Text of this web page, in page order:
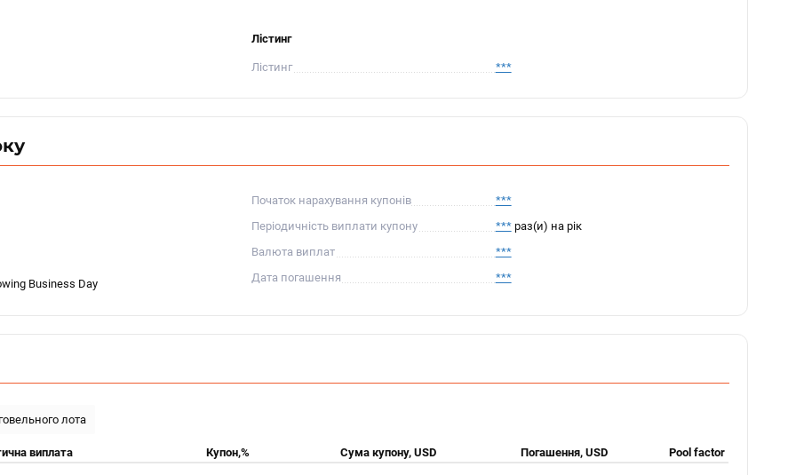
Лістинг
Лістинг ***
Business Day
Початок нарахування купонів
***
Періодичність виплати купону
*** раз(и) на рік
Валюта виплат
***
Дата погашення
***
лота
виплата Купон,% Сума купону, USD Погашення, USD Pool factor